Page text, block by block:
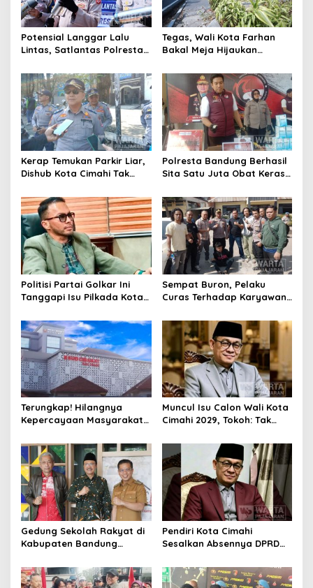
Potensial Langgar Lalu
Lintas, Satlantas Polresta
Motor Berknalpot Brong
Tegas, Wali Kota Farhan
Bakal Meja Hijaukan
Riau
Kerap Temukan Parkir Liar,
Dishub Kota Cimahi Tak
Pembinaan
Polresta Bandung Berhasil
Sita Satu Juta Obat Keras
Kasus Narkoba
Politisi Partai Golkar Ini
Tanggapi Isu Pilkada Kota
Sempat Buron, Pelaku
Curas Terhadap Karyawan
Ditangkap Polisi
Terungkap! Hilangnya
Kepercayaan Masyarakat
Rebranding RSUD Cibabat
Muncul Isu Calon Wali Kota
Cimahi 2029, Tokoh: Tak
Legitimasi Parpol
Gedung Sekolah Rakyat di
Kabupaten Bandung
Siap Tampung Dua Ribu
Siswa
Pendiri Kota Cimahi
Sesalkan Absennya DPRD
Rebranding RSUD Cibabat